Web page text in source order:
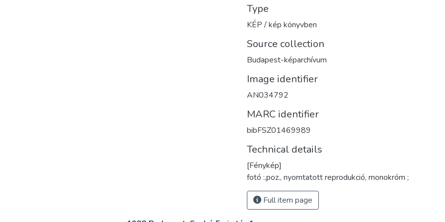
Type
KÉP / kép könyvben
Source collection
Budapest-képarchívum
Image identifier
AN034792
MARC identifier
bibFSZ01469989
Technical details
[Fénykép]
fotó :,poz., nyomtatott reprodukció, monokróm ;
Full item page